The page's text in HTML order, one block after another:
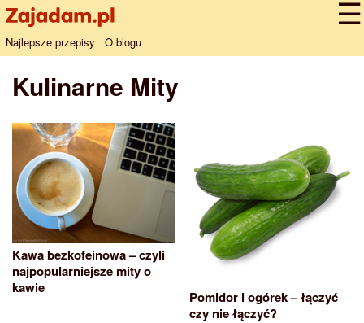
Najlepsze przepisy O blogu
Kulinarne Mity
Kawa bezkofeinowa – czyli
najpopularniejsze mity o
kawie
Pomidor i ogórek – łączyć
czy nie łączyć?